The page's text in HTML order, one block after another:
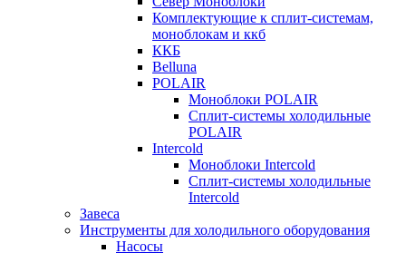
Комплектующие к сплит-системам,
моноблокам и ккб
ККБ
Belluna
POLAIR
Моноблоки POLAIR
Сплит-системы холодильные
POLAIR
Intercold
Моноблоки Intercold
Сплит-системы холодильные
Intercold
Завеса
Инструменты для холодильного оборудования
Насосы